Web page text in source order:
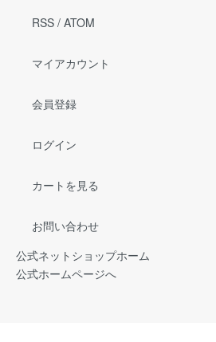
RSS / ATOM
マイアカウント
会員登録
ログイン
カートを見る
お問い合わせ
公式ネットショップホーム
公式ホームページへ